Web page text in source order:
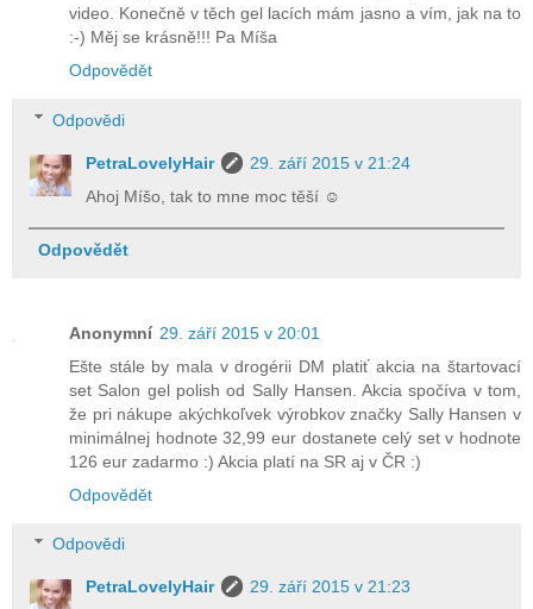
video. Konečně v těch gel lacích mám jasno a vím, jak na to
:-) Měj se krásně!!! Pa Míša
Odpovědět
Odpovědi
PetraLovelyHair
29. září 2015 v 21:24
Ahoj Míšo, tak to mne moc těší ☺
Odpovědět
Anonymní 29. září 2015 v 20:01
Ešte stále by mala v drogérii DM platiť akcia na štartovací
set Salon gel polish od Sally Hansen. Akcia spočíva v tom,
že pri nákupe akýchkoľvek výrobkov značky Sally Hansen v
minimálnej hodnote 32,99 eur dostanete celý set v hodnote
126 eur zadarmo :) Akcia platí na SR aj v ČR :)
Odpovědět
Odpovědi
PetraLovelyHair
29. září 2015 v 21:23